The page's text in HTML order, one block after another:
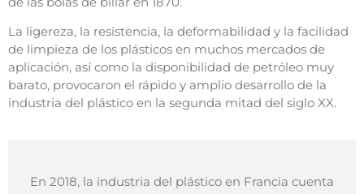
La ligereza, la resistencia, la deformabilidad y la facilidad
de limpieza de los plásticos en muchos mercados de
aplicación, así como la disponibilidad de petróleo muy
barato, provocaron el rápido y amplio desarrollo de la
industria del plástico en la segunda mitad del siglo XX.
En 2018, la industria del plástico en Francia cuenta